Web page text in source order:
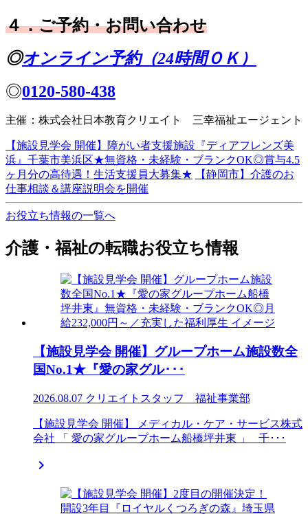
４．ご予約・お問い合わせ
◎オンライン予約（24時間ＯＫ）
◎0120-580-438
主催：株式会社日本教育クリエイト 三幸福祉エージェント
【施設見学会 開催】障がい者支援施設『ディアフレンズ美
浜』千葉市美浜区★無資格・未経験・ブランクOK◎賞与4.5
ヶ月分の高待遇！生活支援員大募集★
【静岡市】介護のお
仕事相談＆講座説明会を開催
お役立ち情報の一覧へ
介護・福祉の転職お役立ち情報
【施設見学会 開催】グループホーム施設数全
国No.1★『愛の家グル･･･
2026.08.07 クリエイトスタッフ 福祉事業部
【施設見学会 開催】 メディカル・ケア・サービス株式
会社 「 愛の家グループホーム船橋坪井東 」 千･･･
